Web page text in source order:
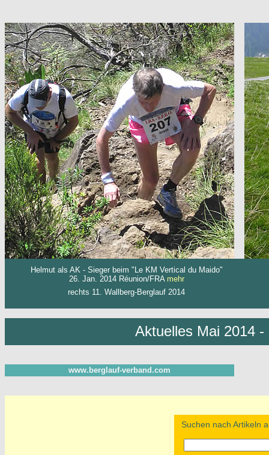
Helmut als AK - Sieger beim "Le KM Vertical du Maido"
26. Jan. 2014 Réunion/FRA mehr
rechts 11. Wallberg-Berglauf 2014
Aktuelles Mai 2014
www.berglauf-verband.com
Suchen nach Artikeln